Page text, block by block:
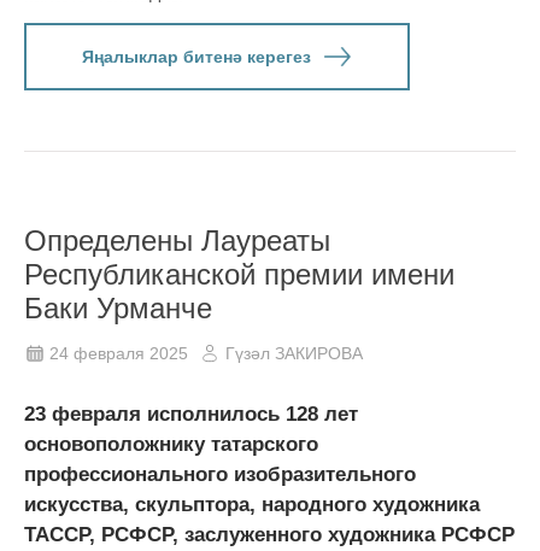
Яңалыклар битенә керегез
Определены Лауреаты
Республиканской премии имени
Баки Урманче
24 февраля 2025 Гүзәл ЗАКИРОВА
23 февраля исполнилось 128 лет
основоположнику татарского
профессионального изобразительного
искусства, скульптора, народного художника
ТАССР, РСФСР, заслуженного художника РСФСР